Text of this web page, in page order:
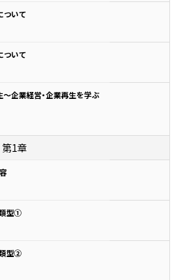
ついて
ついて
企業経営・企業再生を学ぶ
1章
型①
型②